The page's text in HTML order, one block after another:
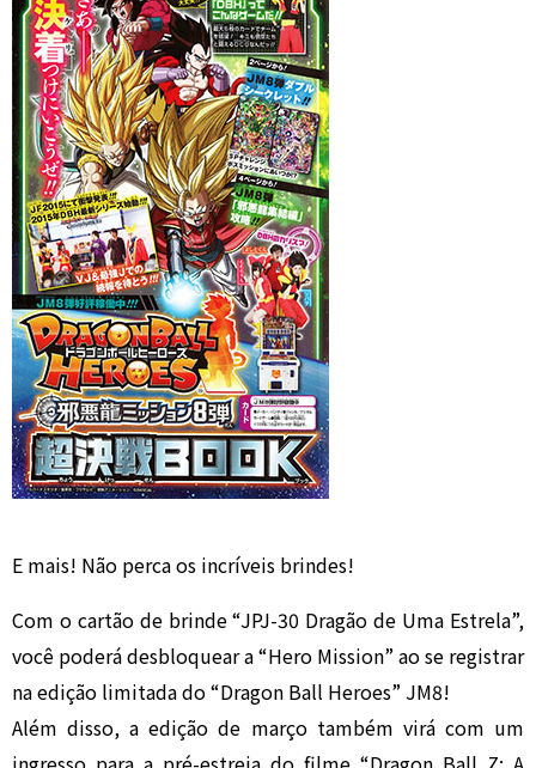
E mais! Não perca os incríveis brindes!
Com o cartão de brinde “JPJ-30 Dragão de Uma Estrela”,
você poderá desbloquear a “Hero Mission” ao se registrar
na edição limitada do “Dragon Ball Heroes” JM8!
Além disso, a edição de março também virá com um